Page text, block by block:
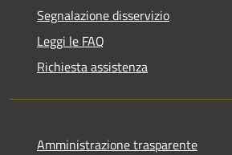
Segnalazione disservizio
Leggi le FAQ
Richiesta assistenza
Amministrazione trasparente